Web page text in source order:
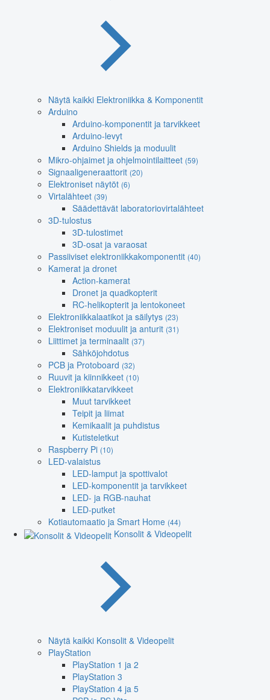
Näytä kaikki Elektroniikka & Komponentit
Arduino
Arduino-komponentit ja tarvikkeet
Arduino-levyt
Arduino Shields ja moduulit
Mikro-ohjaimet ja ohjelmointilaitteet (59)
Signaaligeneraattorit (20)
Elektroniset näytöt (6)
Virtalähteet (39)
Säädettävät laboratoriovirtalähteet
3D-tulostus
3D-tulostimet
3D-osat ja varaosat
Passiiviset elektroniikkakomponentit (40)
Kamerat ja dronet
Action-kamerat
Dronet ja quadkopterit
RC-helikopterit ja lentokoneet
Elektroniikkalaatikot ja säilytys (23)
Elektroniset moduulit ja anturit (31)
Liittimet ja terminaalit (37)
Sähköjohdotus
PCB ja Protoboard (32)
Ruuvit ja kiinnikkeet (10)
Elektroniikkatarvikkeet
Muut tarvikkeet
Teipit ja liimat
Kemikaalit ja puhdistus
Kutisteletkut
Raspberry Pi (10)
LED-valaistus
LED-lamput ja spottivalot
LED-komponentit ja tarvikkeet
LED- ja RGB-nauhat
LED-putket
Kotiautomaatio ja Smart Home (44)
Konsolit & Videopelit
Näytä kaikki Konsolit & Videopelit
PlayStation
PlayStation 1 ja 2
PlayStation 3
PlayStation 4 ja 5